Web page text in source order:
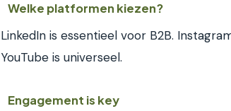
Welke platformen kiezen?
LinkedIn is essentieel voor B2B.
YouTube is universeel.
Engagement is key